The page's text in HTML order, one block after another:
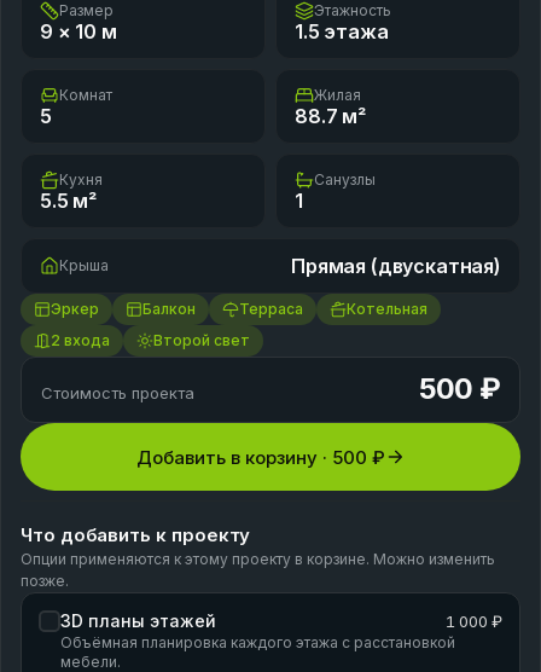
Размер
9 × 10 м
Этажность
1.5 этажа
Комнат
5
Жилая
88.7 м²
Кухня
5.5 м²
Санузлы
1
Крыша Прямая (двускатная)
Эркер Балкон Терраса
Котельная
2 входа
Второй свет
Стоимость проекта 500 ₽
Добавить в корзину · 500 ₽
Что добавить к проекту
Опции применяются к этому проекту в корзине. Можно изменить
позже.
3D планы этажей 1 000 ₽
Объёмная планировка каждого этажа с расстановкой
мебели.